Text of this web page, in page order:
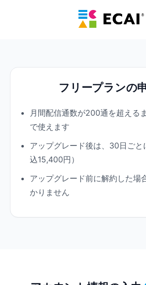
フリープランの
月間配信通数が200通を超える
で使えます
アップグレード後は、30日ご
込15,400円）
アップグレード前に解約した場
かりません